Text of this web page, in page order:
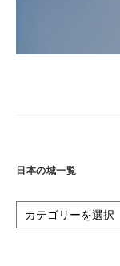
日本の城一覧
本